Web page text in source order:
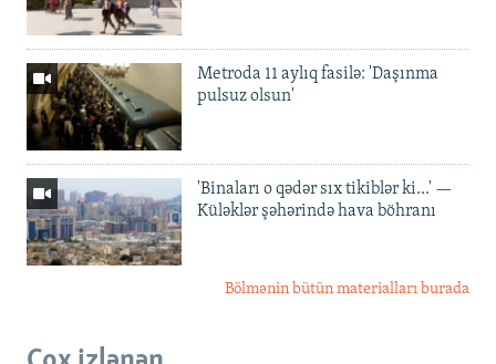
Metroda 11 aylıq fasilə: 'Daşınma
pulsuz olsun'
'Binaları o qədər sıx tikiblər ki...' —
Küləklər şəhərində hava böhranı
Bölmənin bütün materialları burada